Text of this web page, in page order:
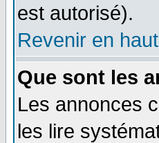
est autorisé).
Revenir en haut
Que sont les
Les annonces
les lire